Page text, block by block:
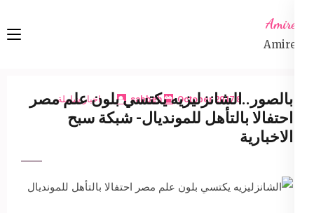
content
Enter)
Amireta
Amireta
8 October 2017
sabbeh اخبار شاملة
بالصور..الشانزليزيه يكتسي بلون علم مصر
احتفالا بالتأهل للمونديال- شبكة سبح
الاخبارية